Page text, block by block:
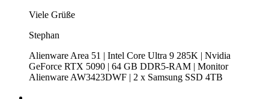
Viele Grüße
Stephan
Alienware Area 51 | Intel Core Ultra 9 285K | Nvidia
GeForce RTX 5090 | 64 GB DDR5-RAM | Monitor
Alienware AW3423DWF | 2 x Samsung SSD 4TB